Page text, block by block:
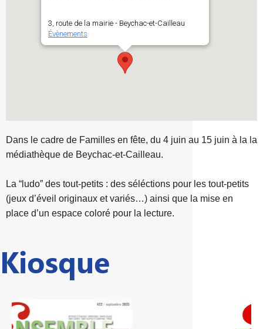
3, route de la mairie - Beychac-et-Cailleau
Évènements
Dans le cadre de Familles en fête, du 4 juin au 15 juin à la la
médiathèque de Beychac-et-Cailleau.
La “ludo” des tout-petits : des séléctions pour les tout-petits
(jeux d’éveil originaux et variés…) ainsi que la mise en
place d’un espace coloré pour la lecture.
Kiosque